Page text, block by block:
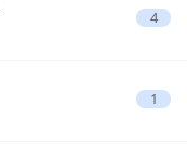
4
1